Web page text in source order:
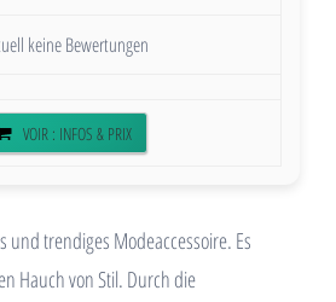
keine Bewertungen
VOIR : INFOS & PRIX
und trendiges Modeaccessoire. Es
Hauch von Stil. Durch die